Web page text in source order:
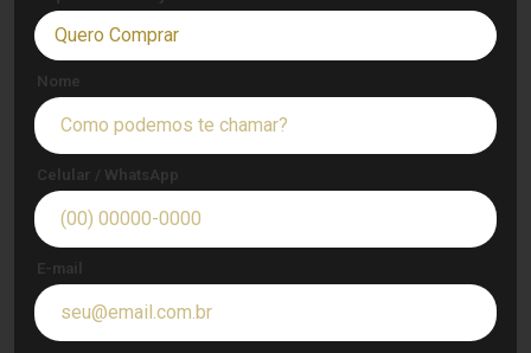
Quero Comprar
Nome
Celular / WhatsApp
E-mail